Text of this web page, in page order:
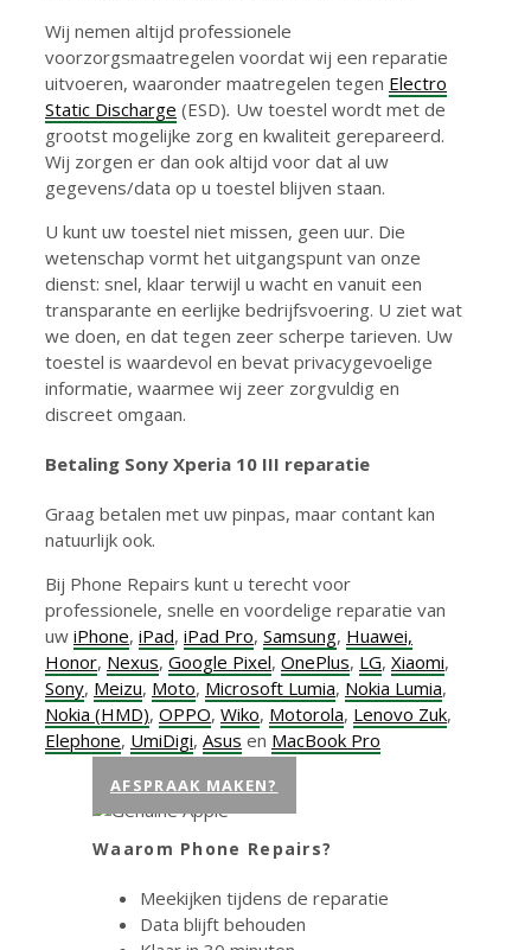
Wij nemen altijd professionele
voorzorgsmaatregelen voordat wij een reparatie
uitvoeren, waaronder maatregelen tegen Electro
Static Discharge (ESD). Uw toestel wordt met de
grootst mogelijke zorg en kwaliteit gerepareerd.
Wij zorgen er dan ook altijd voor dat al uw
gegevens/data op u toestel blijven staan.
U kunt uw toestel niet missen, geen uur. Die
wetenschap vormt het uitgangspunt van onze
dienst: snel, klaar terwijl u wacht en vanuit een
transparante en eerlijke bedrijfsvoering. U ziet wat
we doen, en dat tegen zeer scherpe tarieven. Uw
toestel is waardevol en bevat privacygevoelige
informatie, waarmee wij zeer zorgvuldig en
discreet omgaan.
Betaling Sony Xperia 10 III reparatie
Graag betalen met uw pinpas, maar contant kan
natuurlijk ook.
Bij Phone Repairs kunt u terecht voor
professionele, snelle en voordelige reparatie van
uw iPhone, iPad, iPad Pro, Samsung, Huawei,
Honor, Nexus, Google Pixel, OnePlus, LG, Xiaomi,
Sony, Meizu, Moto, Microsoft Lumia, Nokia Lumia,
Nokia (HMD), OPPO, Wiko, Motorola, Lenovo Zuk,
Elephone, UmiDigi, Asus en MacBook Pro
AFSPRAAK MAKEN?
Waarom Phone Repairs?
Meekijken tijdens de reparatie
Data blijft behouden